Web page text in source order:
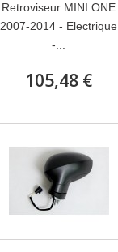
Retroviseur MINI ONE
2007-2014 - Electrique
-...
105,48 €